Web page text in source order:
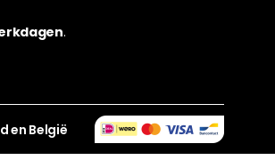
.
en België